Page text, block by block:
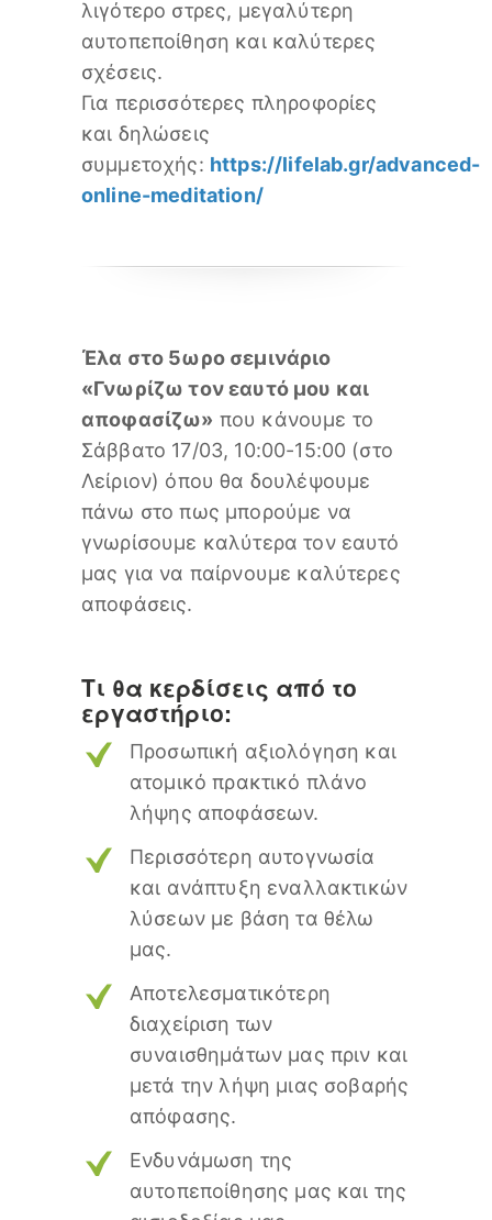
λιγότερο στρες, μεγαλύτερη
αυτοπεποίθηση και καλύτερες
σχέσεις.
Για περισσότερες πληροφορίες
και δηλώσεις
συμμετοχής: https://lifelab.gr/advanced-
online-meditation/
Έλα στο 5ωρο σεμινάριο
«Γνωρίζω τον εαυτό μου και
αποφασίζω» που κάνουμε το
Σάββατο 17/03, 10:00-15:00 (στο
Λείριον) όπου θα δουλέψουμε
πάνω στο πως μπορούμε να
γνωρίσουμε καλύτερα τον εαυτό
μας για να παίρνουμε καλύτερες
αποφάσεις.
Τι θα κερδίσεις από το
εργαστήριο:
Προσωπική αξιολόγηση και
ατομικό πρακτικό πλάνο
λήψης αποφάσεων.
Περισσότερη αυτογνωσία
και ανάπτυξη εναλλακτικών
λύσεων με βάση τα θέλω
μας.
Αποτελεσματικότερη
διαχείριση των
συναισθημάτων μας πριν και
μετά την λήψη μιας σοβαρής
απόφασης.
Ενδυνάμωση της
αυτοπεποίθησης μας και της